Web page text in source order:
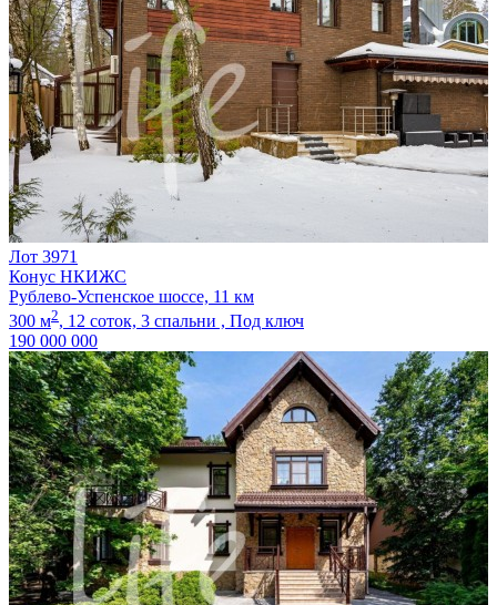
Лот 3971
Конус НКИЖС
Рублево-Успенское шоссе, 11 км
300 м2, 12 соток, 3 спальни , Под ключ
190 000 000